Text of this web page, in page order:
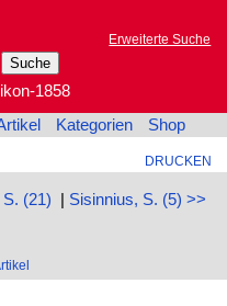
Erweiterte Suche
1858
Kategorien Shop
DRUCKEN
(21) | Sisinnius, S. (5) >>